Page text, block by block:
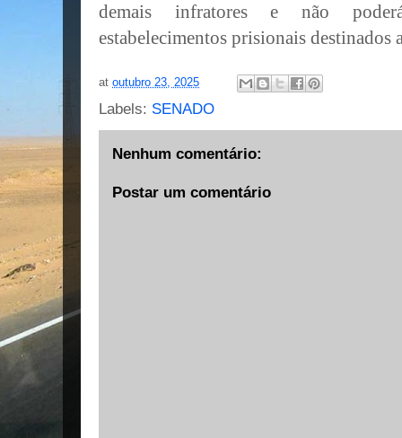
demais infratores e não
estabelecimentos prisionais destinados
at outubro 23, 2025
Labels: SENADO
Nenhum comentário:
Postar um comentário